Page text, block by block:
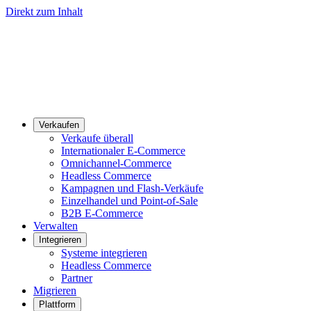
Direkt zum Inhalt
Verkaufen
Verkaufe überall
Internationaler E-Commerce
Omnichannel-Commerce
Headless Commerce
Kampagnen und Flash-Verkäufe
Einzelhandel und Point-of-Sale
B2B E-Commerce
Verwalten
Integrieren
Systeme integrieren
Headless Commerce
Partner
Migrieren
Plattform